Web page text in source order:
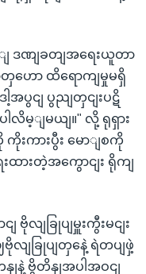
ျ ဒဏျခတျအရေးယူတာ
တှဟော ထိရောကျမှုမရှိ
ပွငျ ပွညျတှငျးပဋိ
လိမ့ျမယျ။" လို့ ရုရှား
ကိုးကားပွီး မောျစကို
ထားတဲ့အကွောငျး ရိုကျ
ဗိုလျခြုပျမှူးကွီးမငျး
ဗိုလျခြုပျတှနေဲ့ ရဲတပျဖှဲ့
နဲ့ ဗွိတိနျအပါအဝငျ